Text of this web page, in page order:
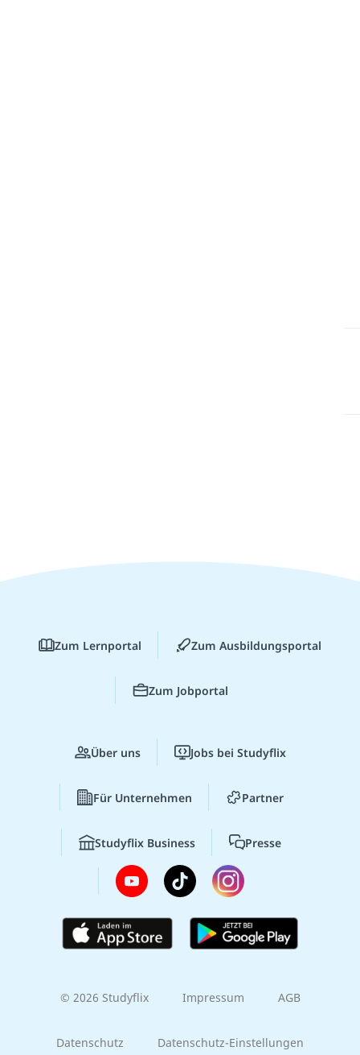
Zum Lernportal Zum Ausbildungsportal
Zum Jobportal
Über uns Jobs bei Studyflix
Für Unternehmen Partner
Studyflix Business Presse
© 2026 Studyflix Impressum AGB
Datenschutz Datenschutz-Einstellungen